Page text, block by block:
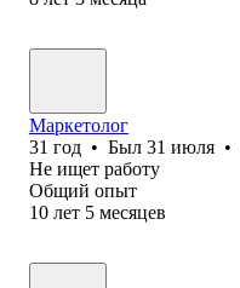
Маркетолог
31 год • Был 31 июля •
Не ищет работу
Общий опыт
10 лет 5 месяцев